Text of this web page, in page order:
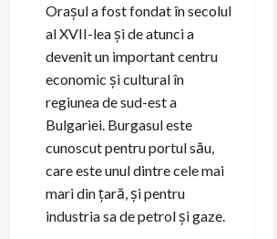
Orașul a fost fondat în secolul
al XVII-lea și de atunci a
devenit un important centru
economic și cultural în
regiunea de sud-est a
Bulgariei. Burgasul este
cunoscut pentru portul său,
care este unul dintre cele mai
mari din țară, și pentru
industria sa de petrol și gaze.